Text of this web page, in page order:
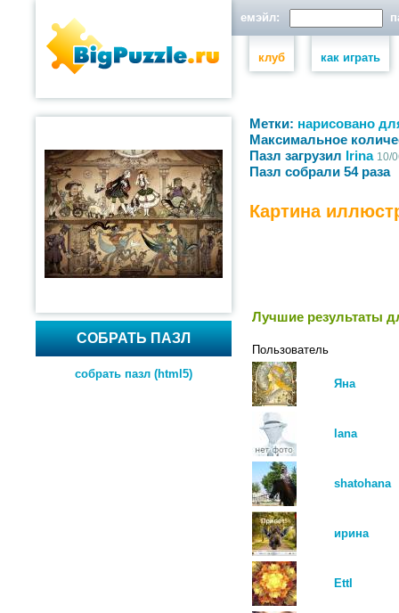
емэйл:
клуб как играть
СОБРАТЬ ПАЗЛ
собрать пазл (html5)
Метки: нарисовано
Максимальное
Пазл загрузил Irina 10/
Пазл собрали 54 раза
Картина
Лучшие результаты
Пользователь
Яна
lana
shatohana
ирина
EttI